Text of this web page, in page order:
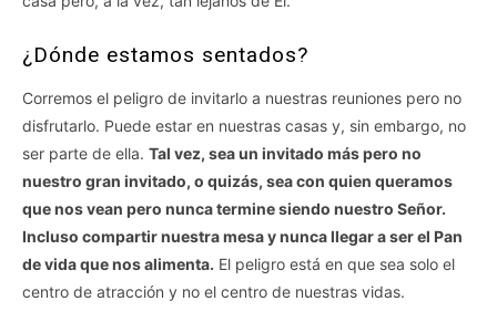
¿Dónde estamos sentados?
Corremos el peligro de invitarlo a nuestras reuniones pero no
disfrutarlo. Puede estar en nuestras casas y, sin embargo, no
ser parte de ella. Tal vez, sea un invitado más pero no
nuestro gran invitado, o quizás, sea con quien queramos
que nos vean pero nunca termine siendo nuestro Señor.
Incluso compartir nuestra mesa y nunca llegar a ser el Pan
de vida que nos alimenta. El peligro está en que sea solo el
centro de atracción y no el centro de nuestras vidas.